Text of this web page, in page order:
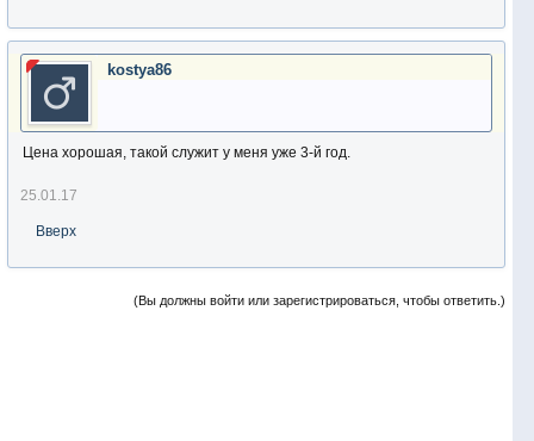
kostya86
Цена хорошая, такой служит у меня уже 3-й год.
25.01.17
Вверх
(Вы должны войти или зарегистрироваться, чтобы ответить.)